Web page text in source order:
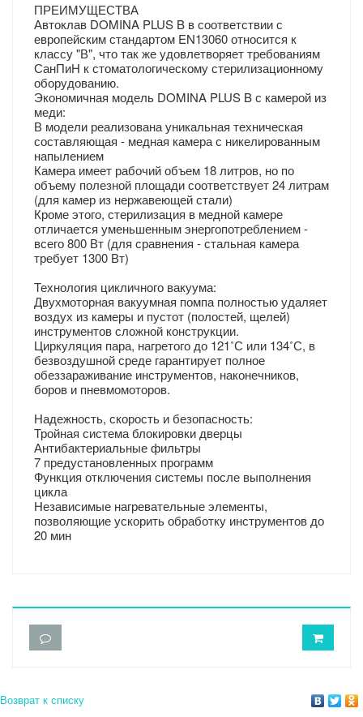
ПРЕИМУЩЕСТВА
Автоклав DOMINA PLUS B в соответствии с
европейским стандартом EN13060 относится к
классу "В", что так же удовлетворяет требованиям
СанПиН к стоматологическому стерилизационному
оборудованию.
Экономичная модель DOMINA PLUS B с камерой из
меди:
В модели реализована уникальная техническая
составляющая - медная камера с никелированным
напылением
Камера имеет рабочий объем 18 литров, но по
объему полезной площади соответствует 24 литрам
(для камер из нержавеющей стали)
Кроме этого, стерилизация в медной камере
отличается уменьшенным энергопотреблением -
всего 800 Вт (для сравнения - стальная камера
требует 1300 Вт)
Технология цикличного вакуума:
Двухмоторная вакуумная помпа полностью удаляет
воздух из камеры и пустот (полостей, щелей)
инструментов сложной конструкции.
Циркуляция пара, нагретого до 121˚С или 134˚С, в
безвоздушной среде гарантирует полное
обеззараживание инструментов, наконечников,
боров и пневмомоторов.
Надежность, скорость и безопасность:
Тройная система блокировки дверцы
Антибактериальные фильтры
7 предустановленных программ
Функция отключения системы после выполнения
цикла
Независимые нагревательные элементы,
позволяющие ускорить обработку инструментов до
20 мин
Возврат к списку